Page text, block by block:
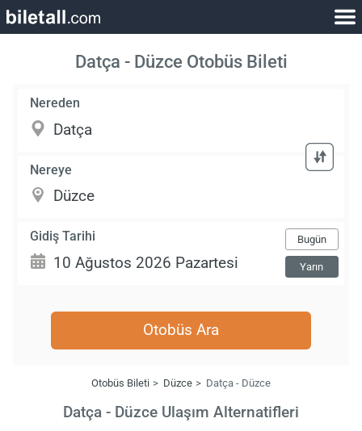
Datça - Düzce Otobüs Bileti
Nereden
Nereye
Gidiş Tarihi Bugün
Yarın
Otobüs Ara
Otobüs Bileti Düzce Datça - Düzce
Datça - Düzce Ulaşım Alternatifleri